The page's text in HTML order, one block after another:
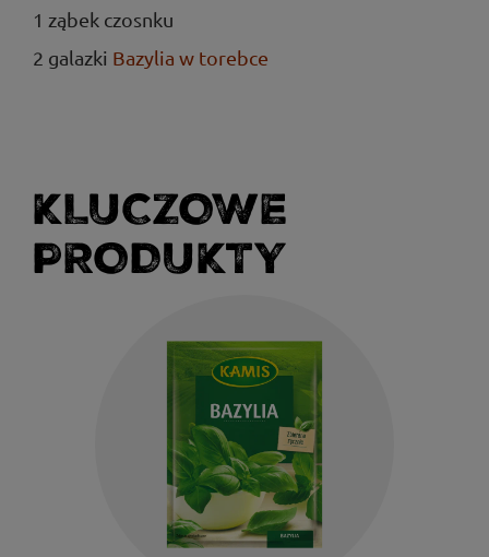
1 ząbek czosnku
2 galazki Bazylia w torebce
KLUCZOWE
PRODUKTY